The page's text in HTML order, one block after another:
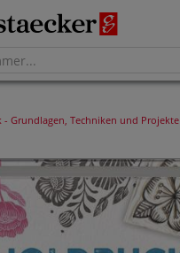
- Grundlagen, Techniken und Projekte